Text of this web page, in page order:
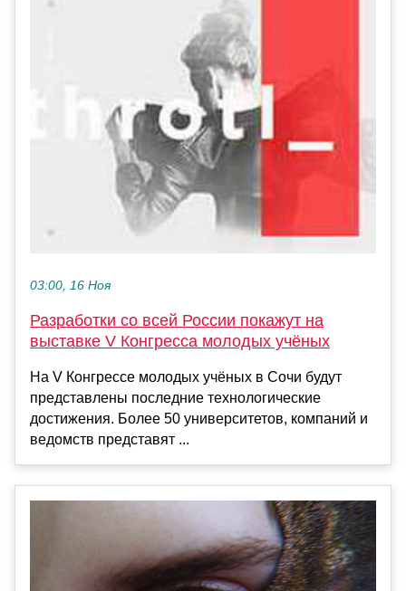
03:00, 16 Ноя
Разработки со всей России покажут на
выставке V Конгресса молодых учёных
На V Конгрессе молодых учёных в Сочи будут
представлены последние технологические
достижения. Более 50 университетов, компаний и
ведомств представят ...